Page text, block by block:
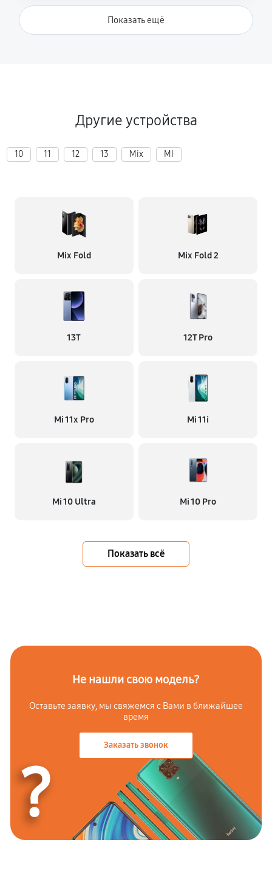
Показать ещё
Другие устройства
10 11 12 13 Mix MI
Mix Fold Mix Fold 2
13T 12T Pro
Mi 11x Pro Mi 11i
Mi 10 Ultra Mi 10 Pro
Показать всё
Не нашли свою модель?
Оставьте заявку, мы свяжемся с Вами в ближайшее
время
Заказать звонок
?